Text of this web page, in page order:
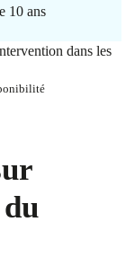
10 ans
dans les